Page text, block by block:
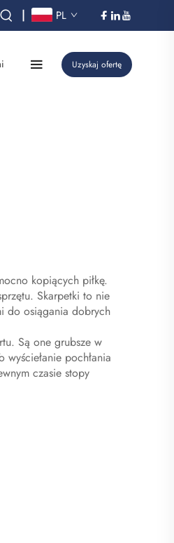
| PL
Uzyskaj ofertę
kopiących piłkę.
Skarpetki to nie
do osiągania dobrych
Są one grubsze w
pochłania
czasie stopy